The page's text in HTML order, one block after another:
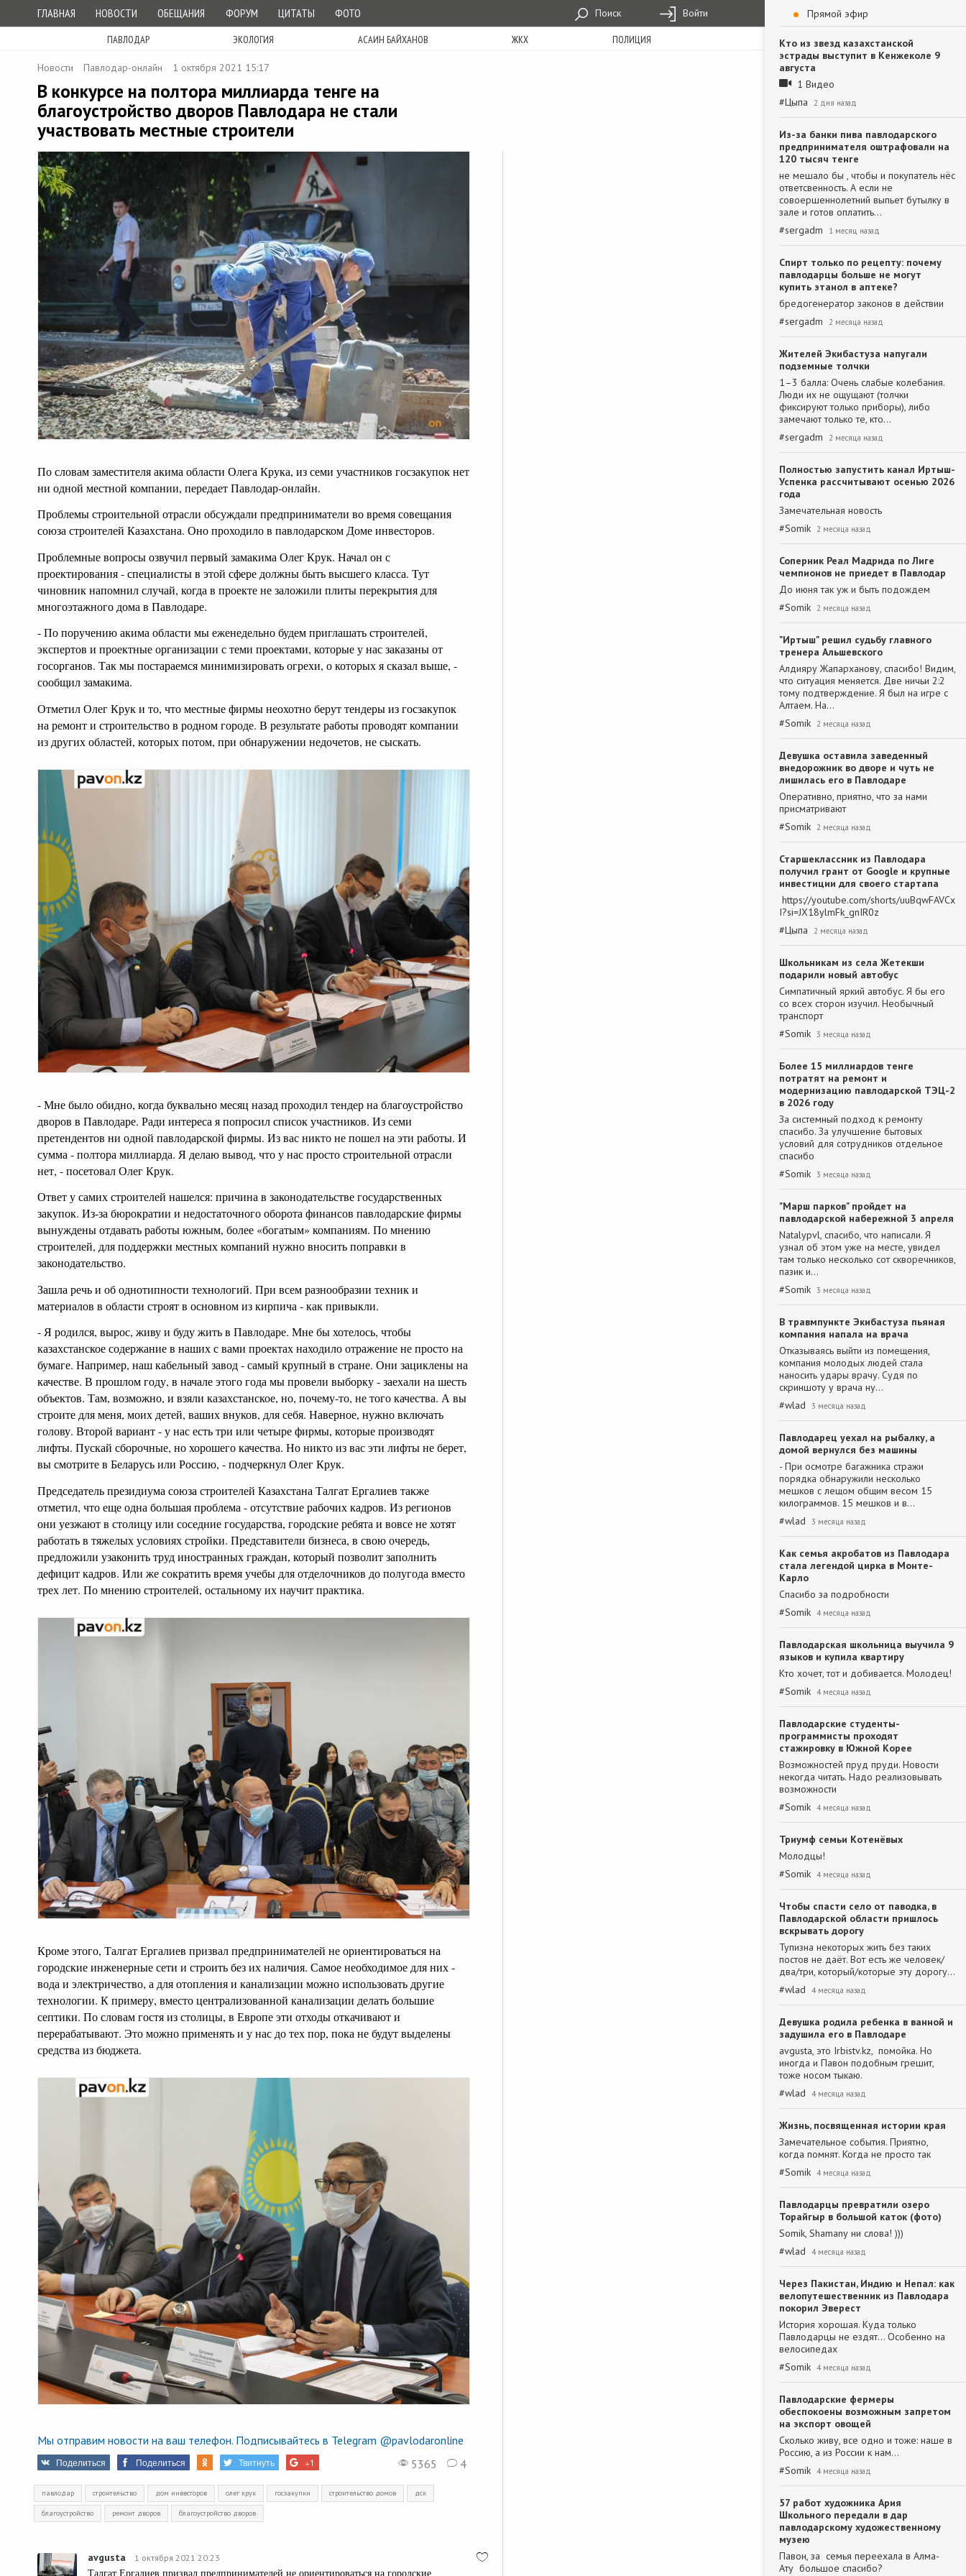
ГЛАВНАЯ НОВОСТИ ОБЕЩАНИЯ ФОРУМ ЦИТАТЫ ФОТО Поиск Войти
ПАВЛОДАР ЭКОЛОГИЯ АСАИН БАЙХАНОВ ЖКХ ПОЛИЦИЯ
Новости Павлодар-онлайн 1 октября 2021 15:17
В конкурсе на полтора миллиарда тенге на
благоустройство дворов Павлодара не стали
участвовать местные строители
По словам заместителя акима области Олега Крука, из семи участников госзакупок нет
ни одной местной компании, передает Павлодар-онлайн.
Проблемы строительной отрасли обсуждали предприниматели во время совещания
союза строителей Казахстана. Оно проходило в павлодарском Доме инвесторов.
Проблемные вопросы озвучил первый замакима Олег Крук. Начал он с
проектирования - специалисты в этой сфере должны быть высшего класса. Тут
чиновник напомнил случай, когда в проекте не заложили плиты перекрытия для
многоэтажного дома в Павлодаре.
- По поручению акима области мы еженедельно будем приглашать строителей,
экспертов и проектные организации с теми проектами, которые у нас заказаны от
госорганов. Так мы постараемся минимизировать огрехи, о которых я сказал выше, -
сообщил замакима.
Отметил Олег Крук и то, что местные фирмы неохотно берут тендеры из госзакупок
на ремонт и строительство в родном городе. В результате работы проводят компании
из других областей, которых потом, при обнаружении недочетов, не сыскать.
- Мне было обидно, когда буквально месяц назад проходил тендер на благоустройство
дворов в Павлодаре. Ради интереса я попросил список участников. Из семи
претендентов ни одной павлодарской фирмы. Из вас никто не пошел на эти работы. И
сумма - полтора миллиарда. Я делаю вывод, что у нас просто строительной отрасли
нет, - посетовал Олег Крук.
Ответ у самих строителей нашелся: причина в законодательстве государственных
закупок. Из-за бюрократии и недостаточного оборота финансов павлодарские фирмы
вынуждены отдавать работы южным, более «богатым» компаниям. По мнению
строителей, для поддержки местных компаний нужно вносить поправки в
законодательство.
Зашла речь и об однотипности технологий. При всем разнообразии техник и
материалов в области строят в основном из кирпича - как привыкли.
- Я родился, вырос, живу и буду жить в Павлодаре. Мне бы хотелось, чтобы
казахстанское содержание в наших с вами проектах находило отражение не просто на
бумаге. Например, наш кабельный завод - самый крупный в стране. Они зациклены на
качестве. В прошлом году, в начале этого года мы провели выборку - заехали на шесть
объектов. Там, возможно, и взяли казахстанское, но, почему-то, не того качества. А вы
строите для меня, моих детей, ваших внуков, для себя. Наверное, нужно включать
голову. Второй вариант - у нас есть три или четыре фирмы, которые производят
лифты. Пускай сборочные, но хорошего качества. Но никто из вас эти лифты не берет,
вы смотрите в Беларусь или Россию, - подчеркнул Олег Крук.
Председатель президиума союза строителей Казахстана Талгат Ергалиев также
отметил, что еще одна большая проблема - отсутствие рабочих кадров. Из регионов
они уезжают в столицу или соседние государства, городские ребята и вовсе не хотят
работать в тяжелых условиях стройки. Представители бизнеса, в свою очередь,
предложили узаконить труд иностранных граждан, который позволит заполнить
дефицит кадров. Или же сократить время учебы для отделочников до полугода вместо
трех лет. По мнению строителей, остальному их научит практика.
Кроме этого, Талгат Ергалиев призвал предпринимателей не ориентироваться на
городские инженерные сети и строить без их наличия. Самое необходимое для них -
вода и электричество, а для отопления и канализации можно использовать другие
технологии. К примеру, вместо централизованной канализации делать большие
септики. По словам гостя из столицы, в Европе эти отходы откачивают и
перерабатывают. Это можно применять и у нас до тех пор, пока не будут выделены
средства из бюджета.
Мы отправим новости на ваш телефон. Подписывайтесь в Telegram @pavlodaronline
Поделиться Поделиться Твитнуть +1 5365 4
павлодар строительство дом инвесторов олег крук госзакупки строительство домов дск
благоустройство ремонт дворов благоустройство дворов
avgusta 1 октября 2021 20:23
Талгат Ергалиев призвал предпринимателей не ориентироваться на городские
Прямой эфир
Кто из звезд казахстанской
эстрады выступит в Кенжеколе 9
августа
1 Видео
#Цыпа 2 дня назад
Из-за банки пива павлодарского
предпринимателя оштрафовали на
120 тысяч тенге
не мешало бы , чтобы и покупатель нёс
ответсвенность. А если не
совоершеннолетний выпьет бутылку в
зале и готов оплатить…
#sergadm 1 месяц назад
Спирт только по рецепту: почему
павлодарцы больше не могут
купить этанол в аптеке?
бредогенератор законов в действии
#sergadm 2 месяца назад
Жителей Экибастуза напугали
подземные толчки
1–3 балла: Очень слабые колебания.
Люди их не ощущают (толчки
фиксируют только приборы), либо
замечают только те, кто…
#sergadm 2 месяца назад
Полностью запустить канал Иртыш-
Успенка рассчитывают осенью 2026
года
Замечательная новость
#Somik 2 месяца назад
Соперник Реал Мадрида по Лиге
чемпионов не приедет в Павлодар
До июня так уж и быть подождем
#Somik 2 месяца назад
"Иртыш" решил судьбу главного
тренера Альшевского
Алдияру Жапарханову, спасибо! Видим,
что ситуация меняется. Две ничьи 2:2
тому подтверждение. Я был на игре с
Алтаем. На…
#Somik 2 месяца назад
Девушка оставила заведенный
внедорожник во дворе и чуть не
лишилась его в Павлодаре
Оперативно, приятно, что за нами
присматривают
#Somik 2 месяца назад
Старшеклассник из Павлодара
получил грант от Google и крупные
инвестиции для своего стартапа
https://youtube.com/shorts/uuBqwFAVCx
I?si=JX18ylmFk_gnIR0z
#Цыпа 2 месяца назад
Школьникам из села Жетекши
подарили новый автобус
Симпатичный яркий автобус. Я бы его
со всех сторон изучил. Необычный
транспорт
#Somik 3 месяца назад
Более 15 миллиардов тенге
потратят на ремонт и
модернизацию павлодарской ТЭЦ-2
в 2026 году
За системный подход к ремонту
спасибо. За улучшение бытовых
условий для сотрудников отдельное
спасибо
#Somik 3 месяца назад
"Марш парков" пройдет на
павлодарской набережной 3 апреля
Natalypvl, спасибо, что написали. Я
узнал об этом уже на месте, увидел
там только несколько сот скворечников,
пазик и…
#Somik 3 месяца назад
В травмпункте Экибастуза пьяная
компания напала на врача
Отказываясь выйти из помещения,
компания молодых людей стала
наносить удары врачу. Судя по
скриншоту у врача ну…
#wlad 3 месяца назад
Павлодарец уехал на рыбалку, а
домой вернулся без машины
- При осмотре багажника стражи
порядка обнаружили несколько
мешков с лещом общим весом 15
килограммов. 15 мешков и в…
#wlad 3 месяца назад
Как семья акробатов из Павлодара
стала легендой цирка в Монте-
Карло
Спасибо за подробности
#Somik 4 месяца назад
Павлодарская школьница выучила 9
языков и купила квартиру
Кто хочет, тот и добивается. Молодец!
#Somik 4 месяца назад
Павлодарские студенты-
программисты проходят
стажировку в Южной Корее
Возможностей пруд пруди. Новости
некогда читать. Надо реализовывать
возможности
#Somik 4 месяца назад
Триумф семьи Котенёвых
Молодцы!
#Somik 4 месяца назад
Чтобы спасти село от паводка, в
Павлодарской области пришлось
вскрывать дорогу
Тупизна некоторых жить без таких
постов не даёт. Вот есть же человек/
два/три, который/которые эту дорогу…
#wlad 4 месяца назад
Девушка родила ребенка в ванной и
задушила его в Павлодаре
avgusta, это Irbistv.kz, помойка. Но
иногда и Павон подобным грешит,
тоже носом тыкаю.
#wlad 4 месяца назад
Жизнь, посвященная истории края
Замечательное события. Приятно,
когда помнят. Когда не просто так
#Somik 4 месяца назад
Павлодарцы превратили озеро
Торайгыр в большой каток (фото)
Somik, Shamanу ни слова! )))
#wlad 4 месяца назад
Через Пакистан, Индию и Непал: как
велопутешественник из Павлодара
покорил Эверест
История хорошая. Куда только
Павлодарцы не ездят... Особенно на
велосипедах
#Somik 4 месяца назад
Павлодарские фермеры
обеспокоены возможным запретом
на экспорт овощей
Сколько живу, все одно и тоже: наше в
Россию, а из России к нам...
#Somik 4 месяца назад
57 работ художника Ария
Школьного передали в дар
павлодарскому художественному
музею
Павон, за семья переехала в Алма-
Ату большое спасибо?